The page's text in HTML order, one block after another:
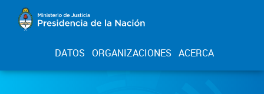
DATOS ORGANIZACIONES ACERCA